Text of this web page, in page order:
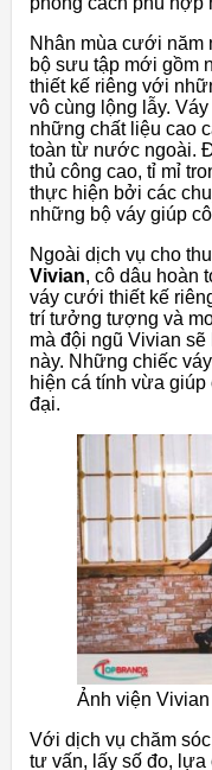
Nhân mùa cưới năm
bộ sưu tập mới gồm
thiết kế riêng với
vô cùng lộng lẫy.
những chất liệu cao
toàn từ nước ngoài.
thủ công cao, tỉ mỉ
thực hiện bởi các
những bộ váy giúp
Ngoài dịch vụ cho
Vivian, cô dâu hoàn
váy cưới thiết kế
trí tưởng tượng và
mà đội ngũ Vivian
này. Những chiếc
hiện cá tính vừa giúp
đại.
Ảnh viện
Với dịch vụ chăm
tư vấn, lấy số đo, lựa